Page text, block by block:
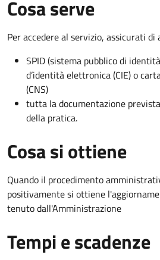
Cosa serve
Per accedere al servizio, assicurati di
SPID (sistema pubblico di
d’identità elettronica (CIE) o
(CNS)
tutta la documentazione
della pratica.
Cosa si ottiene
Quando il procedimento
positivamente si ottiene
tenuto dall'Amministrazione
Tempi e scadenze